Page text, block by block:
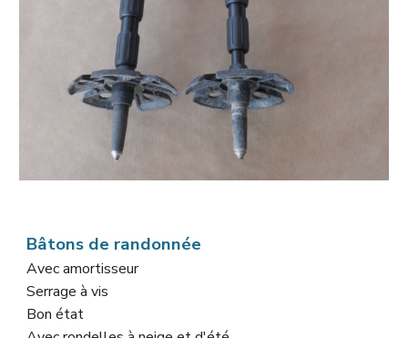
Bâtons de randonnée
Avec amortisseur
Serrage à vis
Bonétat